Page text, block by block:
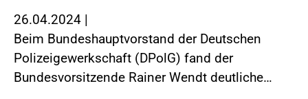
26.04.2024 |
Beim Bundeshauptvorstand der Deutschen
Polizeigewerkschaft (DPolG) fand der
Bundesvorsitzende Rainer Wendt deutliche…